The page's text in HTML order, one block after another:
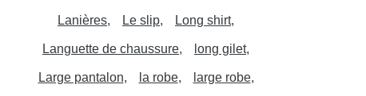
Lanières Le slip Long shirt
Languette de chaussure long gilet
Large pantalon la robe large robe